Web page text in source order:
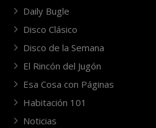
Daily Bugle
Disco Clásico
Disco de la Semana
El Rincón del Jugón
Esa Cosa con Páginas
Habitación 101
Noticias